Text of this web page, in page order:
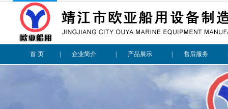
首 页 企业简介 产品展示 售后服务